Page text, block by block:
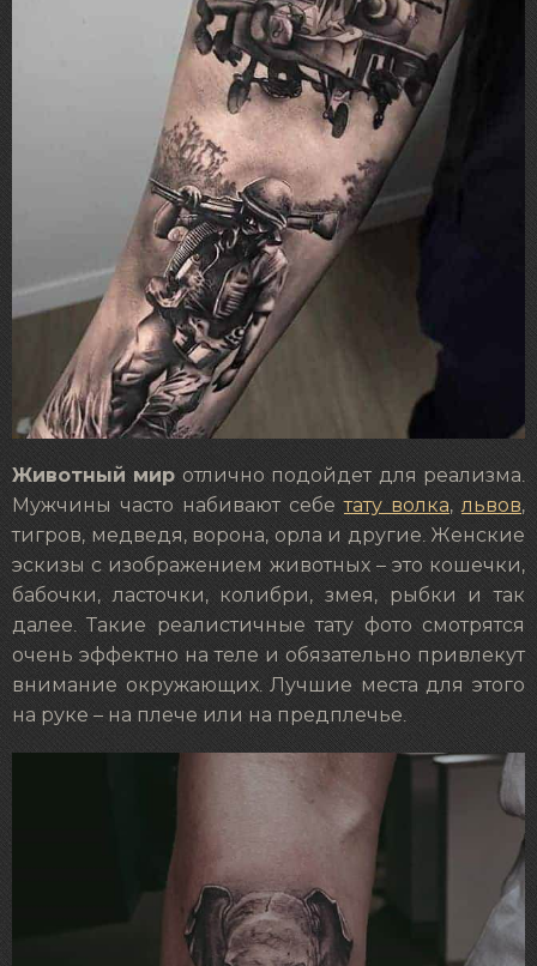
Животный мир отлично подойдет для реализма.
Мужчины часто набивают себетату волка, львов,
тигров, медведя, ворона, орла и другие. Женские
эскизы с изображением животных – это кошечки,
бабочки, ласточки, колибри, змея, рыбки и так
далее. Такие реалистичные тату фото смотрятся
очень эффектно на теле и обязательно привлекут
внимание окружающих. Лучшие места для этого
на руке – на плече или на предплечье.